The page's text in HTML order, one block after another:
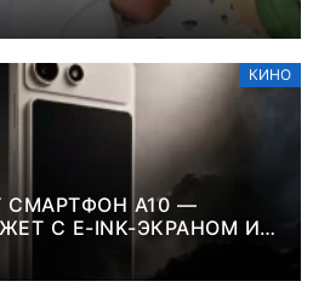
КИНО
СМАРТФОН A10 —
С E-INK-ЭКРАНОМ И
ДЛЯ ЦВЕТНОГО